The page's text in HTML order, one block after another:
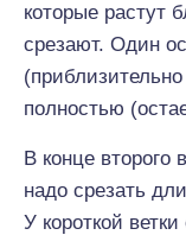
которые растут
срезают. Один
полностью
В конце второго
надо срезать
У короткой